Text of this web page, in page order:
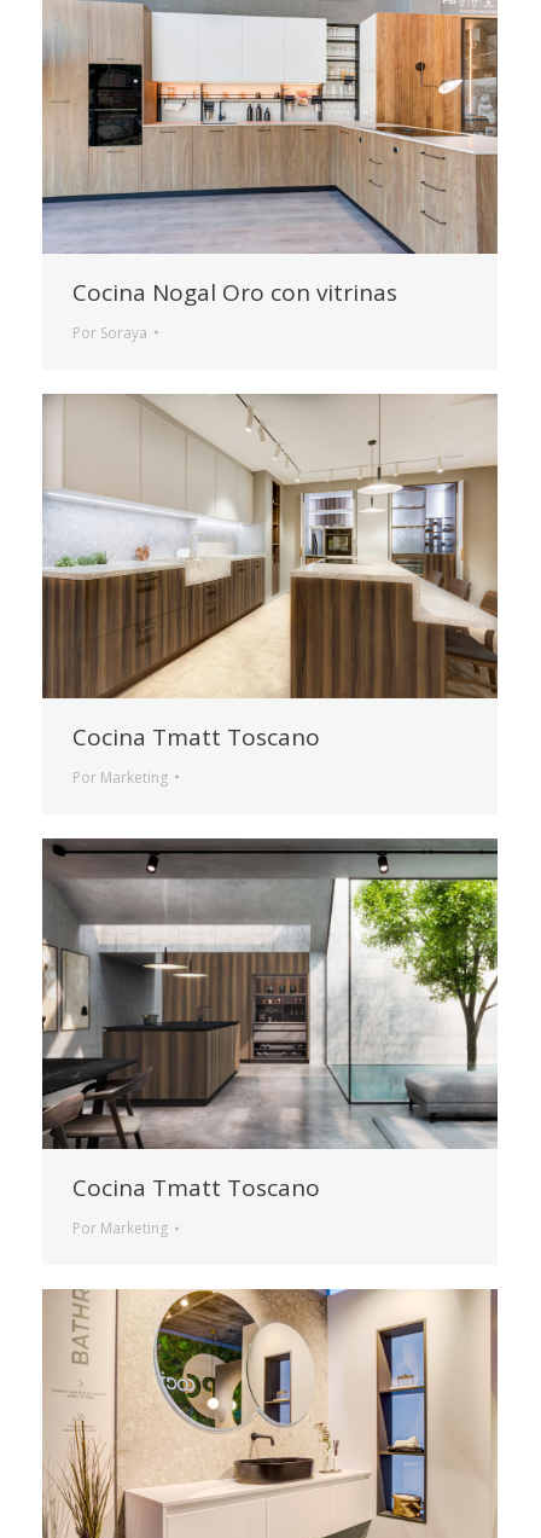
Cocina Nogal Oro con vitrinas
Por Soraya
Cocina Tmatt Toscano
Por Marketing
Cocina Tmatt Toscano
Por Marketing